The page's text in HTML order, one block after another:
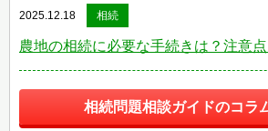
2025.12.18 相続
農地の相続に必要な手続きは？注意
相続問題相談ガイドのコラ